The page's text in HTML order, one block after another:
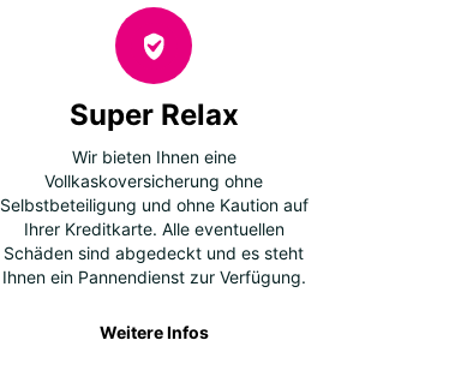
Super Relax
Wir bieten Ihnen eine
Vollkaskoversicherung ohne
Selbstbeteiligung und ohne Kaution auf
Ihrer Kreditkarte. Alle eventuellen
Schäden sind abgedeckt und es steht
Ihnen ein Pannendienst zur Verfügung.
Weitere Infos